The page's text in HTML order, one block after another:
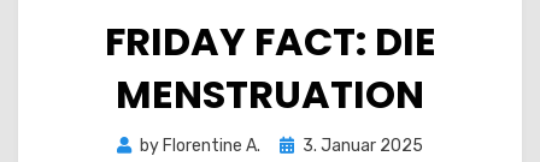
FRIDAY FACT: DIE
MENSTRUATION
by Florentine A.
Posted
3. Januar 2025